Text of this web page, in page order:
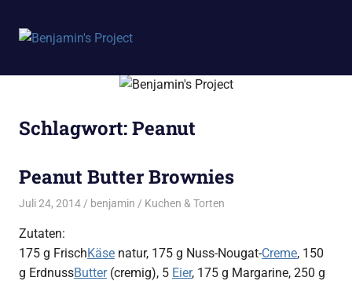
springen
Project
Schlagwort:Peanut
Peanut Butter Brownies
Juli 24, 2014 benjamin Kuchen & Torten
Zutaten:
175 g FrischKäse natur, 175 g Nuss-Nougat-Creme, 150
g ErdnussButter(cremig), 5 Eier, 175 g Margarine, 250 g